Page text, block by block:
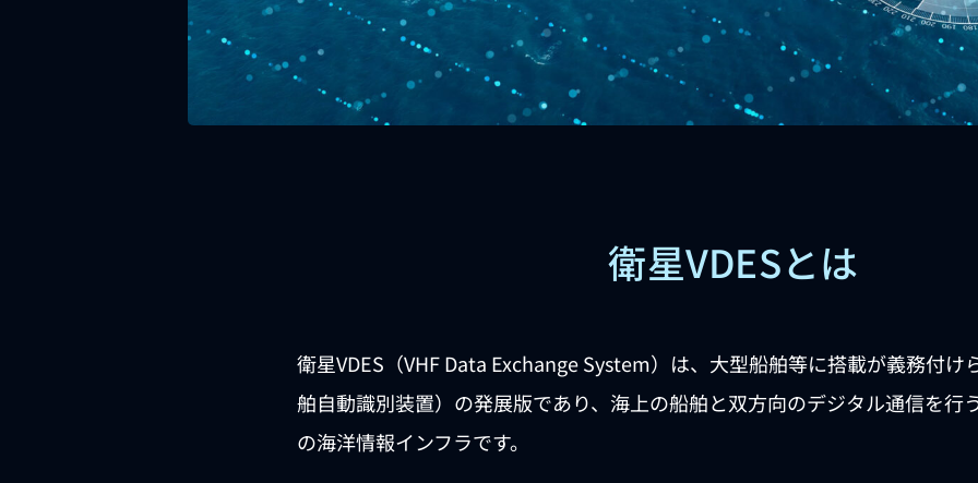
衛星VDESとは
衛星VDES（VHF Data Exchange System）は、大型船舶等に搭載が義務付け
舶⾃動識別装置）の発展版であり、海上の船舶と双方向のデジタル通信を行
の海洋情報インフラです。